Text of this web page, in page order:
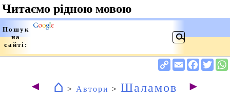
◄ ⌂ > Автори > Шаламов ►